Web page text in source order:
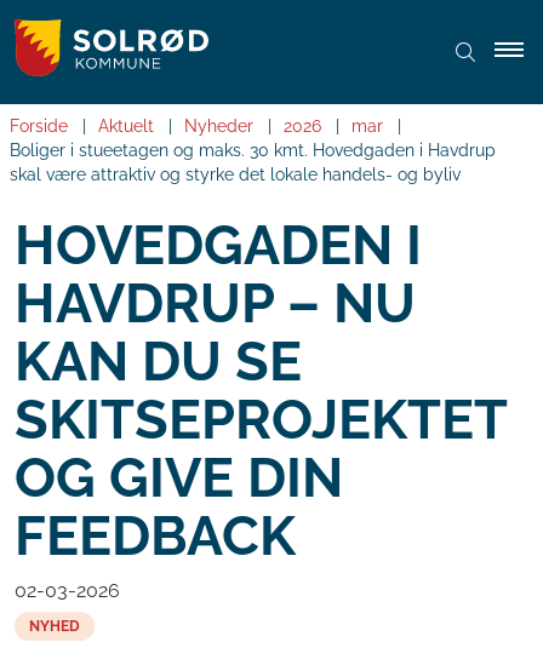
Forside Aktuelt Nyheder 2026
mar
Boliger i stueetagen og maks. 30 kmt. Hovedgaden i Havdrup
skal være attraktiv og styrke det lokale handels- og byliv
HOVEDGADEN I
HAVDRUP – NU
KAN DU SE
SKITSEPROJEKTET
OG GIVE DIN
FEEDBACK
02-03-2026
NYHED